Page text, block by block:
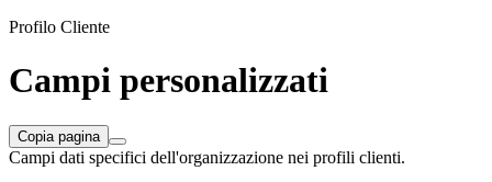
Profilo Cliente
Campi personalizzati
Copia pagina
Campi dati specifici dell'organizzazione nei profili clienti.